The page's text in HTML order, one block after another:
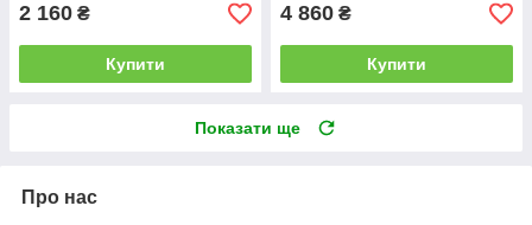
2 160 ₴
Купити
4 860 ₴
Купити
Показати ще
Про нас